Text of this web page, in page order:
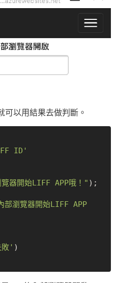
可以用結果去做判斷。
ID'
覽器開始LIFF APP哦！" );
部瀏覽器開始LIFF APP
敗' )